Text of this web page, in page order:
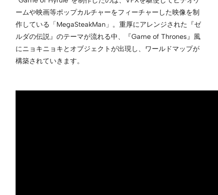
ームや映画等ポップカルチャーをフィーチャーした映像を制
作している「MegaSteakMan」。重厚にアレンジされた『ゼ
ルダの伝説』のテーマが流れる中、『Game of Thrones』風
にニョキニョキとオブジェクトが出現し、ワールドマップが
構築されていきます。